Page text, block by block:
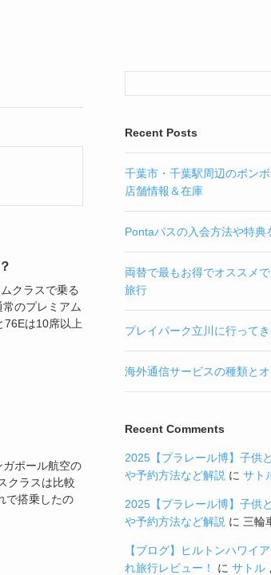
クラスで乗る
のプレミアム
76Eは10席以上
ポール航空の
クラスは比較
で搭乗したの
Recent Posts
千葉市・千葉駅周辺のボン
店舗情報＆在庫
Pontaパスの入会方法や特典
両替で最もお得でオススメ
旅行
プレイパーク立川に行って
海外通信サービスの種類と
Recent Comments
2025【プラレール博】子供
や予約方法など解説 に サト
2025【プラレール博】子供
や予約方法など解説 に 三輪
【ブログ】ヒルトンハワイ
れ旅行レビュー！
に サトル